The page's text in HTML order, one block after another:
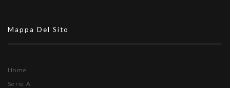
Mappa Del Sito
Home
Serie A